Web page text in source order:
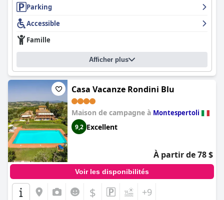
Parking
Accessible
Famille
Afficher plus
Casa Vacanze Rondini Blu
Maison de campagne à Montespertoli
9,2 Excellent
À partir de 78 $
Voir les disponibilités
$ +9